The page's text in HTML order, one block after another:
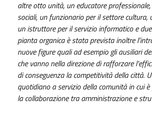
altre otto unità, un educatore
sociali, un funzionario per il settore cultura,
un istruttore per il servizio informatico e
pianta organica è stata prevista inoltre
nuove figure quali ad esempio gli ausiliari
che vanno nella direzione di rafforzare
di conseguenza la competitività della città.
quotidiano a servizio della comunità in cui
la collaborazione tra amministrazione e